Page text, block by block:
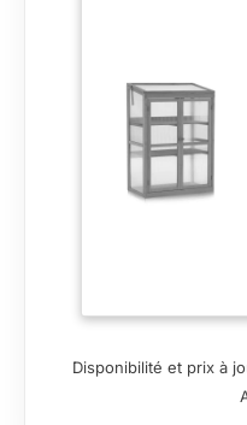
Disponibilité et prix à